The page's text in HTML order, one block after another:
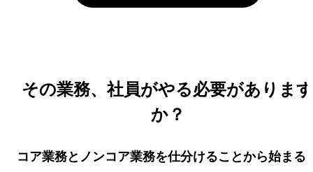
その業務、社員がやる必要があります
か？
コア業務とノンコア業務を仕分けることから始まる